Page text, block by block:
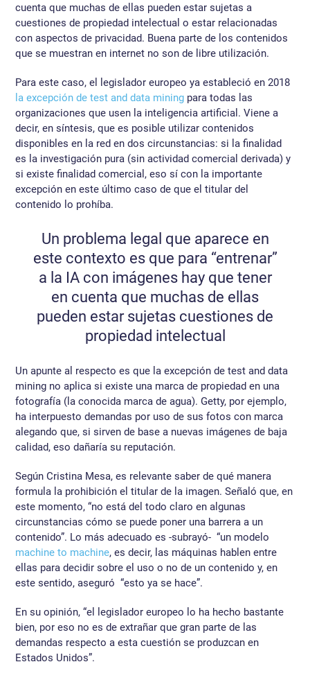
cuenta que muchas de ellas pueden estar sujetas a
cuestiones de propiedad intelectual o estar relacionadas
con aspectos de privacidad. Buena parte de los contenidos
que se muestran en internet no son de libre utilización.
Para este caso, el legislador europeo ya estableció en 2018
la excepción de test and data mining para todas las
organizaciones que usen la inteligencia artificial. Viene a
decir, en síntesis, que es posible utilizar contenidos
disponibles en la red en dos circunstancias: si la finalidad
es la investigación pura (sin actividad comercial derivada) y
si existe finalidad comercial, eso sí con la importante
excepción en este último caso de que el titular del
contenido lo prohíba.
Un problema legal que aparece en
este contexto es que para “entrenar”
a la IA con imágenes hay que tener
en cuenta que muchas de ellas
pueden estar sujetas cuestiones de
propiedad intelectual
Un apunte al respecto es que la excepción de test and data
mining no aplica si existe una marca de propiedad en una
fotografía (la conocida marca de agua). Getty, por ejemplo,
ha interpuesto demandas por uso de sus fotos con marca
alegando que, si sirven de base a nuevas imágenes de baja
calidad, eso dañaría su reputación.
Según Cristina Mesa, es relevante saber de qué manera
formula la prohibición el titular de la imagen. Señaló que, en
este momento, “no está del todo claro en algunas
circunstancias cómo se puede poner una barrera a un
contenido”. Lo más adecuado es -subrayó- “un modelo
machine to machine, es decir, las máquinas hablen entre
ellas para decidir sobre el uso o no de un contenido y, en
este sentido, aseguró “esto ya se hace”.
En su opinión, “el legislador europeo lo ha hecho bastante
bien, por eso no es de extrañar que gran parte de las
demandas respecto a esta cuestión se produzcan en
Estados Unidos”.